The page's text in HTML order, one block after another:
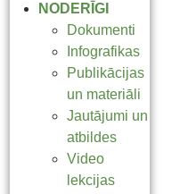
NODERĪGI
Dokumenti
Infografikas
Publikācijas
un materiāli
Jautājumi un
atbildes
Video
lekcijas